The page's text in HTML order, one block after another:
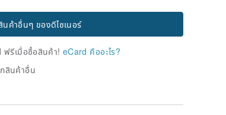
นค้าอื่นๆ ของดีไซเนอร์
ฟรีเมื่อซื้อสินค้า! eCard คืออะไร?
สินค้าอื่น